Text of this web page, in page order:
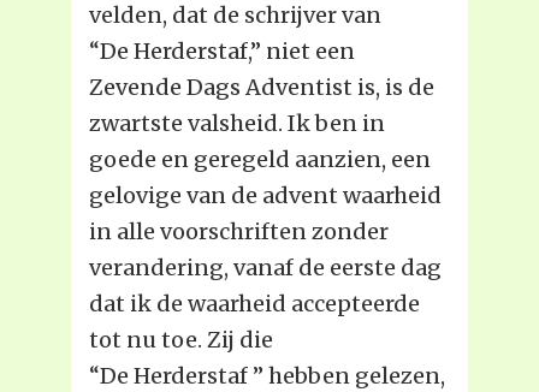
velden, dat de schrijver van
“De Herderstaf,” niet een
Zevende Dags Adventist is, is de
zwartste valsheid. Ik ben in
goede en geregeld aanzien, een
gelovige van de advent waarheid
in alle voorschriften zonder
verandering, vanaf de eerste dag
dat ik de waarheid accepteerde
tot nu toe. Zij die
“De Herderstaf ” hebben gelezen,